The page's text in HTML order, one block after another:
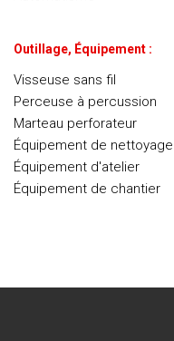
Outillage, Équipement :
Visseuse sans fil
Perceuse à percussion
Marteau perforateur
Équipement de nettoyage
Équipement d'atelier
Équipement de chantier